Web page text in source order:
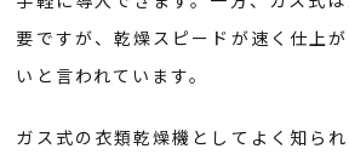
要ですが、乾燥スピードが速く仕上
いと言われています。
ガス式の衣類乾燥機としてよく知ら